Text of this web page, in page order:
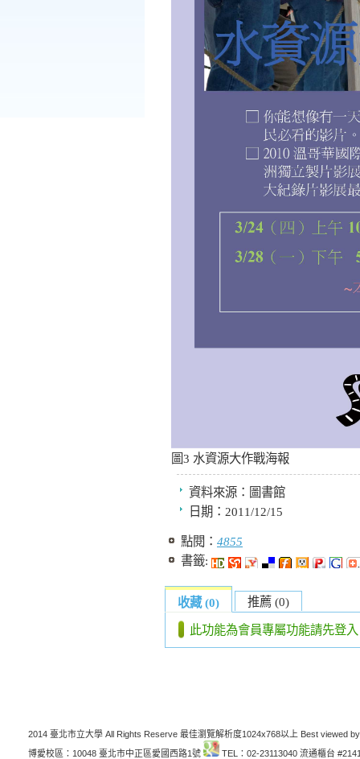
圖3 水資源大作戰海報
資料來源： 圖書館
日期： 2011/12/15
點閱： 4855
書籤:
收藏 (0) 推薦 (0)
此功能為會員專屬功能請先登入
2014 臺北市立大學 All Rights Reserve 最佳瀏覽解析度1024x768以上 Best viewed
博愛校區：10048 臺北市中正區愛國西路1號
TEL：02-23113040 流通櫃台